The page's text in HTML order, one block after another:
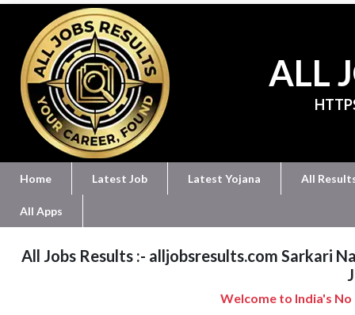
ALL
Home Latest Job Latest Yojana All
All Apps
All Jobs Results :- alljobsresults.com Sarkari
Welcome to India's